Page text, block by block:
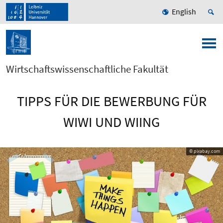
English
Wirtschaftswissenschaftliche Fakultät
TIPPS FÜR DIE BEWERBUNG FÜR
WIWI UND WIING
© pixabay.com